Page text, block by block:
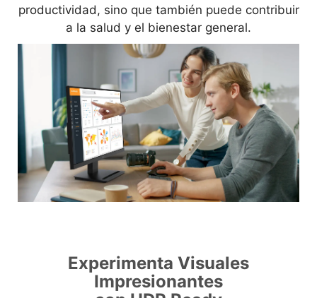
productividad, sino que también puede contribuir
a la salud y el bienestar general.
Experimenta Visuales
Impresionantes